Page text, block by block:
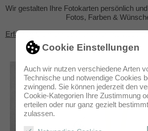
Cookie Einstellungen
Auch wir nutzen verschiedene Arten
Technische und notwendige Cookies
zwingend. Sie können jederzeit den
Cookie-Kategorien Ihre Zustimmung
erteilen oder nur ganz gezielt
zulassen.
Wir gestalten Ihre Fotokarten persönlich
Fotos, Farben &
Erfahren Sie mehr über unseren